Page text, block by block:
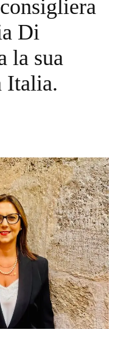
Di
la sua
Italia.